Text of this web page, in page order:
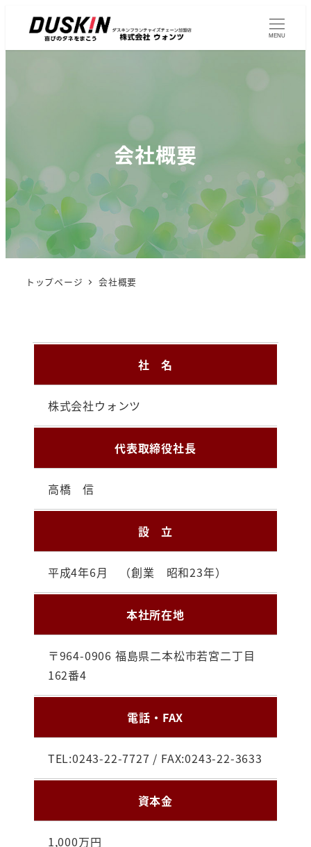
MENU
会社概要
トップページ 会社概要
社 名
株式会社ウォンツ
代表取締役社長
高橋 信
設 立
平成4年6月 （創業 昭和23年）
本社所在地
〒964-0906 福島県二本松市若宮二丁目
162番4
電話・FAX
TEL:0243-22-7727 / FAX:0243-22-3633
資本金
1,000万円